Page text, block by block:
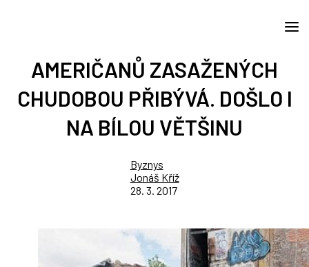
AMERIČANŮ ZASAŽENÝCH
CHUDOBOU PŘIBÝVÁ. DOŠLO I
NA BÍLOU VĚTŠINU
Byznys
Jonáš Kříž
28. 3. 2017